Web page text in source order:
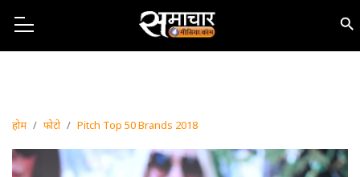
होम फोटो Pitch Top 50 Brands 2018